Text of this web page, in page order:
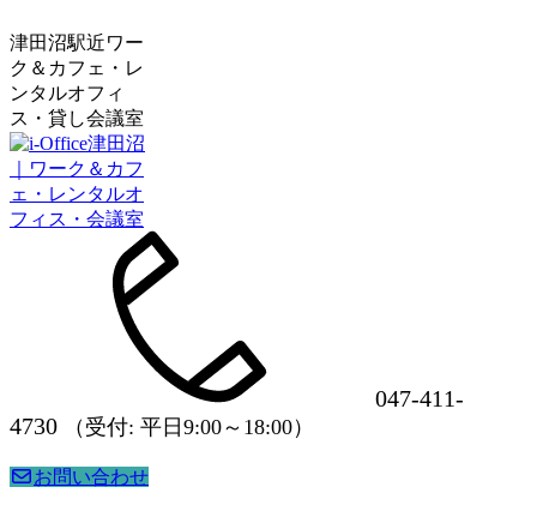
津田沼駅近ワー
ク＆カフェ・レ
ンタルオフィ
ス・貸し会議室
047-411-
4730
（受付: 平日9:00～18:00）
お問い合わせ